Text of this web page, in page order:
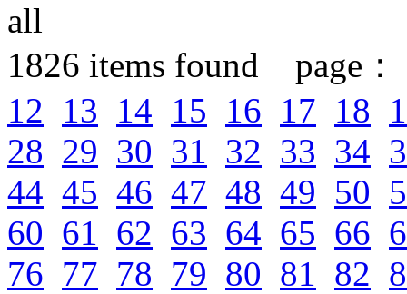
all
1826 items found page：
12 13 14 15 16 17 18
28 29 30 31 32 33 34
44 45 46 47 48 49 50
60 61 62 63 64 65 66
76 77 78 79 80 81 82